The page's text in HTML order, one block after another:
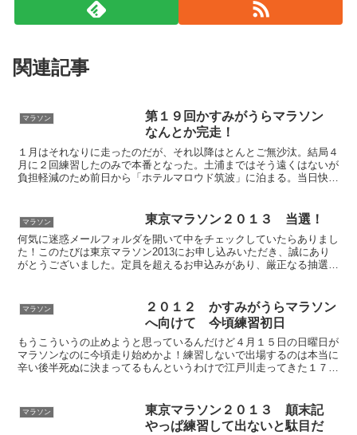
関連記事
マラソン
第１９回かすみがうらマラソン
なんとか完走！
１月はそれなりに走ったのだが、それ以降はとんとご無沙汰。結局４
月に２回練習したのみで本番となった。土浦まではそう遠くはないが
負担軽減のため前日から「ホテルマロウド筑波」に泊まる。当日快
マラソン 東京マラソン２０１３ 当選！
何気に迷惑メールフォルダを開いて中をチェックしていたらありまし
た！このたびは東京マラソン2013にお申し込みいただき、誠にあり
がとうございました。定員を超えるお申込みがあり、厳正なる抽選を
マラソン
２０１２ かすみがうらマラソン
へ向けて 今頃練習初日
もうこういうの止めようと思っているんだけど４月１５日の日曜日が
マラソンなのに今頃走り始めかよ！練習しないで出場するのは本当に
辛い後半死ぬに決まってるもんというわけで江戸川走ってきた１７キ
マラソン
東京マラソン２０１３ 顛末記
やっぱ練習して出ないと駄目だ